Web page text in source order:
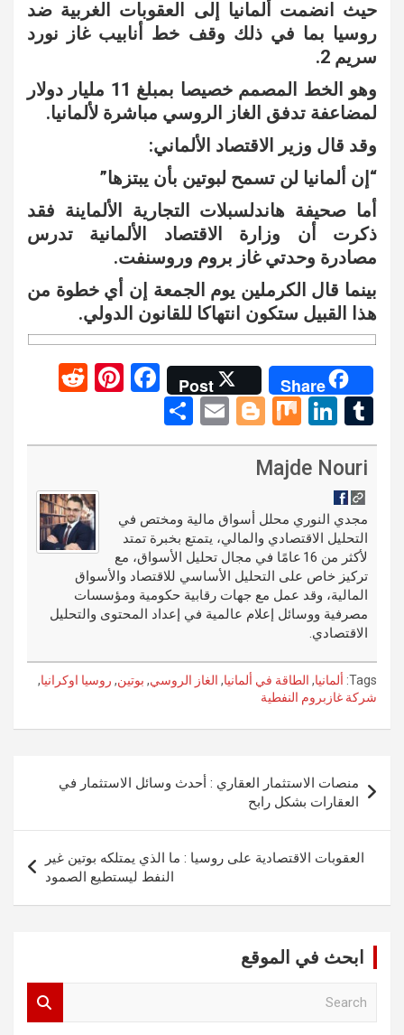
حيث انضمت ألمانيا إلى العقوبات الغربية ضد
روسيا بما في ذلك وقف خط أنابيب غاز نورد
سريم 2.
وهو الخط المصمم خصيصا بمبلغ 11 مليار دولار
لمضاعفة تدفق الغاز الروسي مباشرة لألمانيا.
وقد قال وزير الاقتصاد الألماني:
“إن ألمانيا لن تسمح لبوتين بأن يبتزها”
أما صحيفة هاندلسبلات التجارية الألماينة فقد
ذكرت أن وزارة الاقتصاد الألمانية تدرس
مصادرة وحدتي غاز بروم وروسنفت.
بينما قال الكرملين يوم الجمعة إن أي خطوة من
هذا القبيل ستكون انتهاكا للقانون الدولي.
Share
Post
F
ce
o
k
Pi
er
t
d
t
T
u
m
bl
r
Li
n
ke
n
M
ix
Bl
o
er
E
m
h
Majde Nouri
مجدي النوري محلل أسواق مالية ومختص في
التحليل الاقتصادي والمالي، يتمتع بخبرة تمتد
لأكثر من 16 عامًا في مجال تحليل الأسواق، مع
تركيز خاص على التحليل الأساسي للاقتصاد والأسواق
المالية، وقد عمل مع جهات رقابية حكومية ومؤسسات
مصرفية ووسائل إعلام عالمية في إعداد المحتوى والتحليل
الاقتصادي.
Tags: ألمانيا, الطاقة في ألمانيا, الغاز الروسي, بوتين, روسيا اوكرانيا,
شركة غازبروم النفطية
المقالات
منصات الاستثمار العقاري : أحدث وسائل الاستثمار في
العقارات بشكل رابح
العقوبات الاقتصادية على روسيا : ما الذي يمتلكه بوتين غير
النفط ليستطيع الصمود
ابحث في الموقع